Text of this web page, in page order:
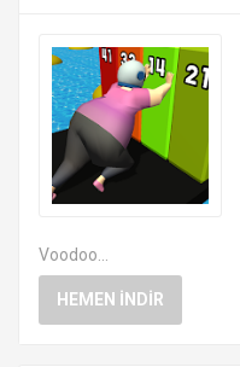
Voodoo...
HEMEN İNDIR